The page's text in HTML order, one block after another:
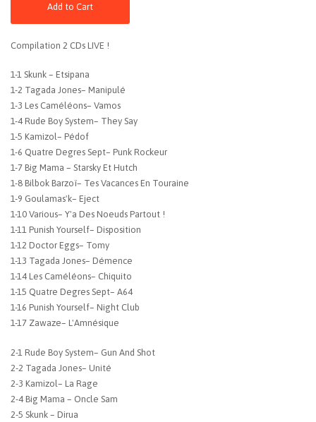
Add to Cart
Compilation 2 CDs LIVE !
1-1 Skunk – Etsipana
1-2 Tagada Jones– Manipulé
1-3 Les Caméléons– Vamos
1-4 Rude Boy System– They Say
1-5 Kamizol– Pédof
1-6 Quatre Degres Sept– Punk Rockeur
1-7 Big Mama – Starsky Et Hutch
1-8 Bilbok Barzoï– Tes Vacances En Touraine
1-9 Goulamas'k– Eject
1-10 Various– Y'a Des Noeuds Partout !
1-11 Punish Yourself– Disposition
1-12 Doctor Eggs– Tomy
1-13 Tagada Jones– Démence
1-14 Les Caméléons– Chiquito
1-15 Quatre Degres Sept– A64
1-16 Punish Yourself– Night Club
1-17 Zawaze– L'Amnésique
2-1 Rude Boy System– Gun And Shot
2-2 Tagada Jones– Unité
2-3 Kamizol– La Rage
2-4 Big Mama – Oncle Sam
2-5 Skunk – Dirua